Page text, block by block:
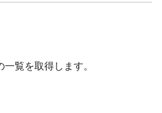
覧を取得します。